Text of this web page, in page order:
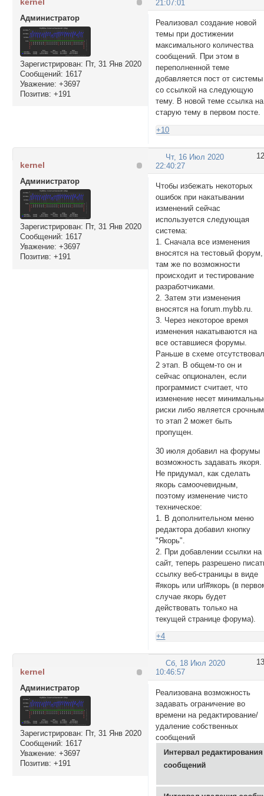
21:07:01
kernel
Администратор
Зарегистрирован: Пт, 31 Янв 2020
Сообщений: 1617
Уважение: +3697
Позитив: +191
Реализовал создание новой
темы при достижении
максимального количества
сообщений. При этом в
переполненной теме
добавляется пост от системы
со ссылкой на следующую
тему. В новой теме ссылка на
старую тему в первом посте.
+10
12
Чт, 16 Июл 2020
22:40:27
kernel
Администратор
Зарегистрирован: Пт, 31 Янв 2020
Сообщений: 1617
Уважение: +3697
Позитив: +191
Чтобы избежать некоторых
ошибок при накатывании
изменений сейчас
используется следующая
система:
1. Сначала все изменения
вносятся на тестовый форум,
там же по возможности
происходит и тестирование
разработчиками.
2. Затем эти изменения
вносятся на forum.mybb.ru.
3. Через некоторое время
изменения накатываются на
все оставшиеся форумы.
Раньше в схеме
2 этап. В общем-то он и
сейчас опционален, если
программист считает, что
изменение несет
риски либо является
то этап 2 может быть
пропущен.
30 июля добавил на форумы
возможность задавать якоря.
Не придумал, как сделать
якорь самоочевидным,
поэтому изменение чисто
техническое:
1. В дополнительном меню
редактора добавил кнопку
"Якорь".
2. При добавлении ссылки на
сайт, теперь разрешено
ссылку веб-страницы в виде
#якорь или url#якорь (в
случае якорь будет
действовать только на
текущей странице форума).
+4
13
Сб, 18 Июл 2020
10:46:57
kernel
Администратор
Зарегистрирован: Пт, 31 Янв 2020
Сообщений: 1617
Уважение: +3697
Позитив: +191
Реализована возможность
задавать ограничение во
времени на редактирование/
удаление собственных
сообщений